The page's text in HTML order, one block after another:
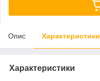
Опис Характеристики
Характеристики